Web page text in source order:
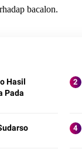
bacalon.
Hasil